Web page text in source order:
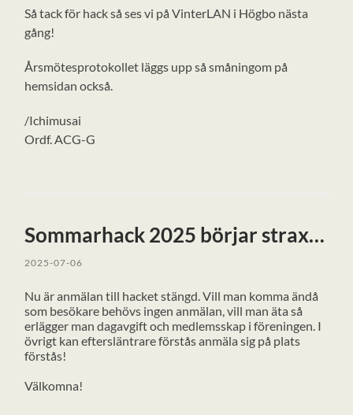
Så tack för hack så ses vi på VinterLAN i Högbo nästa
gång!
Årsmötesprotokollet läggs upp så småningom på
hemsidan också.
/Ichimusai
Ordf. ACG-G
Sommarhack 2025 börjar strax…
2025-07-06
Nu är anmälan till hacket stängd. Vill man komma ändå
som besökare behövs ingen anmälan, vill man äta så
erlägger man dagavgift och medlemsskap i föreningen. I
övrigt kan eftersläntrare förstås anmäla sig på plats
förstås!
Välkomna!